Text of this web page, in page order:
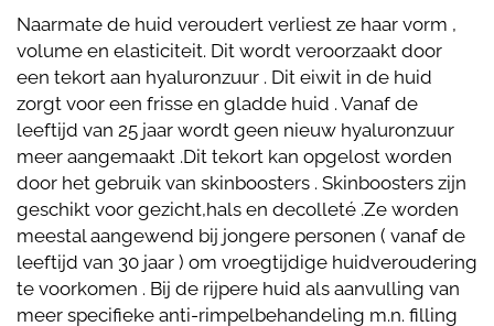
Naarmate de huid veroudert verliest ze haar vorm ,
volume en elasticiteit. Dit wordt veroorzaakt door
een tekort aan hyaluronzuur . Dit eiwit in de huid
zorgt voor een frisse en gladde huid . Vanaf de
leeftijd van 25 jaar wordt geen nieuw hyaluronzuur
meer aangemaakt .Dit tekort kan opgelost worden
door het gebruik van skinboosters . Skinboosters zijn
geschikt voor gezicht,hals en decolleté .Ze worden
meestal aangewend bij jongere personen ( vanaf de
leeftijd van 30 jaar ) om vroegtijdige huidveroudering
te voorkomen . Bij de rijpere huid als aanvulling van
meer specifieke anti-rimpelbehandeling m.n. filling